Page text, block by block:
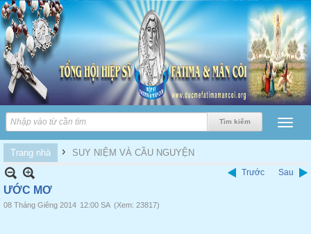
Trang nhà › SUY NIỆM VÀ CẦU NGUYỆN
Trước Sau
ƯỚC MƠ
08 Tháng Giêng 2014 12:00 SA (Xem: 23817)